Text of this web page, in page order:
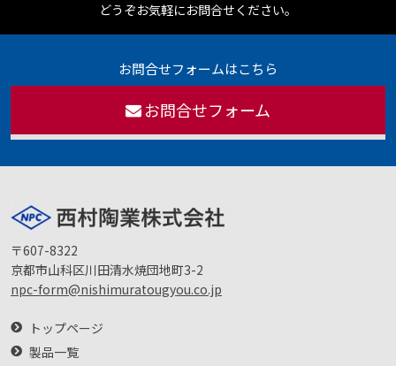
どうぞお気軽にお問合せください。
お問合せフォームはこちら
お問合せフォーム
〒607-8322
京都市山科区川田清水焼団地町3-2
npc-form@nishimuratougyou.co.jp
トップページ
製品一覧